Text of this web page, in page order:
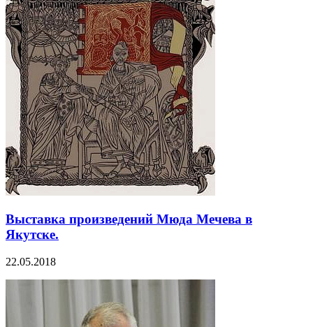
Выставка произведений Мюда Мечева в
Якутске.
22.05.2018